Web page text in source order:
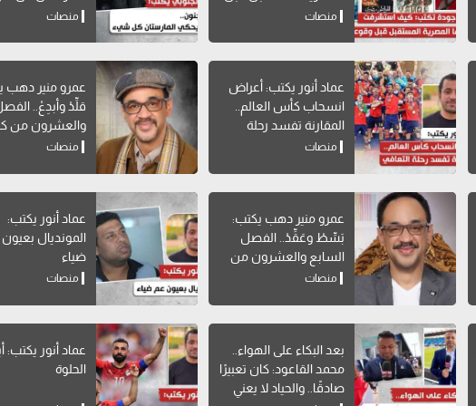
وقوعه؟
منصات منصات
عماد أنور يكتب: أعراض
انسحاب كأس العالم..
المقارنة تفسد رحلة
التعافي
منصات
عمرو منير دهب
قلِّدْ وأبدِعْ..
والعشرون من
"افعل ولا تفعل
منصات
عمرو منير دهب يكتب:
بَسِّطْ وعَقِّدْ.. الفصل
السابع والعشرون من
كتاب "افعل ولا تفعل
منصات
عماد أنور يكتب:
المونديال
ضياء
منصات
بعد البكاء على الهواء..
محمد القاعود: كان تعبيرًا
صادقًا.. والحياد لا يعني
عماد أنور يكتب:
الحلوة